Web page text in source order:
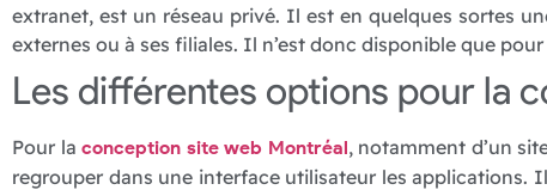
extranet, est un réseau privé. Il est en quelques sortes
externes ou à ses filiales. Il n’est donc disponible que
Les différentes options pour la
Pour laconception site web Montréal, notamment d’un
regrouper dans une interface utilisateur les applications.